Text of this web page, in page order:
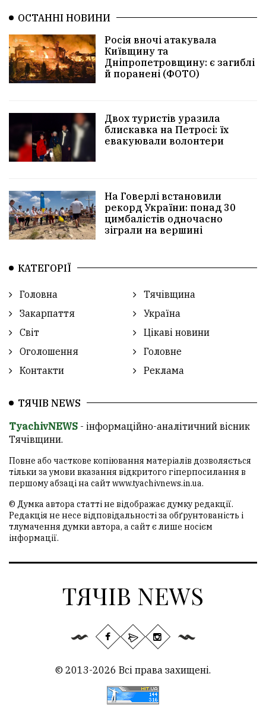
ОСТАННІ НОВИНИ
Росія вночі атакувала
Київщину та
Дніпропетровщину: є загиблі
й поранені (ФОТО)
Двох туристів уразила
блискавка на Петросі: їх
евакуювали волонтери
На Говерлі встановили
рекорд України: понад 30
цимбалістів одночасно
зіграли на вершині
КАТЕГОРІЇ
Головна
Тячівщина
Закарпаття
Україна
Світ
Цікаві новини
Оголошення
Головне
Контакти
Реклама
ТЯЧІВ NEWS
TyachivNEWS - інформаційно-аналітичний вісник
Тячівщини.
Повне або часткове копіювання матеріалів дозволяється
тільки за умови вказання відкритого гіперпосилання в
першому абзаці на сайт www.tyachivnews.in.ua.
© Думка автора статті не відображає думку редакції.
Редакція не несе відповідальності за обґрунтованість і
тлумачення думки автора, а сайт є лише носієм
інформації.
ТЯЧІВ NEWS
© 2013-2026 Всі права захищені.